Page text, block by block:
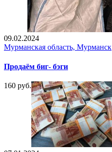
09.02.2024
Мурманская область, Мурманск
Продаём биг- бэги
160 руб.